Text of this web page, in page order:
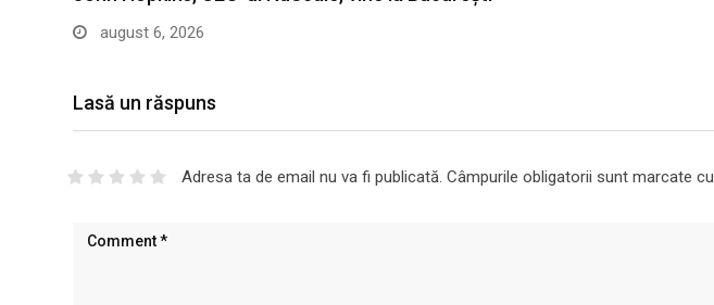
august 6, 2026
Lasă un răspuns
Adresa ta de email nu va fi publicată. Câmpurile obligatorii sunt marcate cu